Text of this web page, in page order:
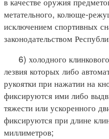
метательного, колюще-
исключением спортивных
законодательством
6) холодного
лезвия которых либо
рукоятки при нажатии на
фиксируются ими либо
тяжести или ускоренного
фиксируются при длине
миллиметров;